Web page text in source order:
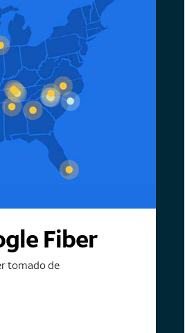
Fiber
tomado de